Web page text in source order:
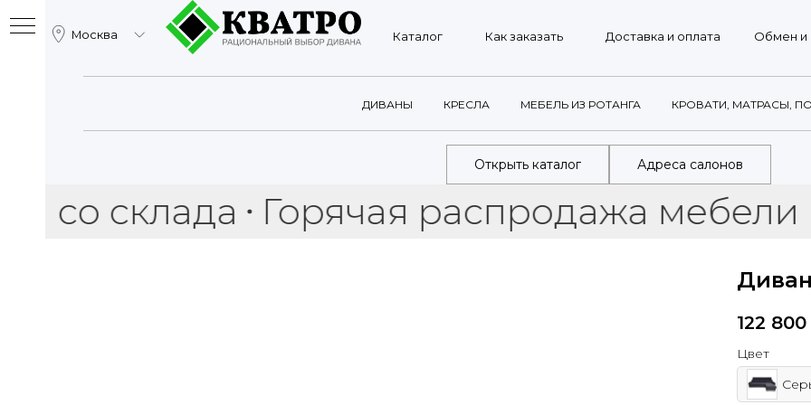
Каталог Как заказать Доставка и оплата Обмен и возврат
Москва
ДИВАНЫ КРЕСЛА МЕБЕЛЬ ИЗ РОТАНГА КРОВАТИ, МАТРАСЫ,
Открыть каталог Адреса салонов
склада Горячая распродажа мебели в
122 800
Цвет